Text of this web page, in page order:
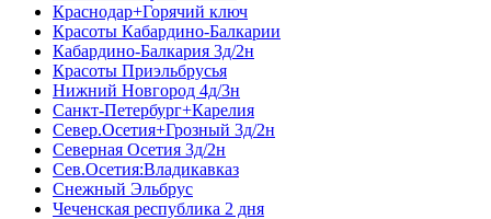
Краснодар+Горячий ключ
Красоты Кабардино-Балкарии
Кабардино-Балкария 3д/2н
Красоты Приэльбрусья
Нижний Новгород 4д/3н
Санкт-Петербург+Карелия
Север.Осетия+Грозный 3д/2н
Северная Осетия 3д/2н
Сев.Осетия:Владикавказ
Снежный Эльбрус
Чеченская республика 2 дня